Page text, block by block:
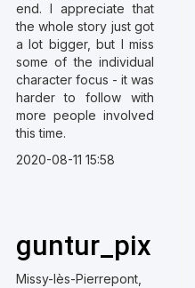
end. I appreciate that
the whole story just got
a lot bigger, but I miss
some of the individual
character focus - it was
harder to follow with
more people involved
this time.
2020-08-11 15:58
guntur_pix
Missy-lès-Pierrepont,